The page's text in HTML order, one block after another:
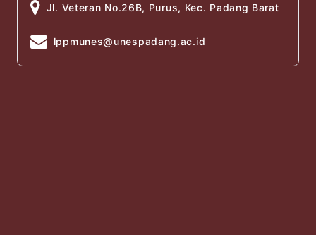
Jl. Veteran No.26B, Purus, Kec. Padang Barat
lppmunes@unespadang.ac.id